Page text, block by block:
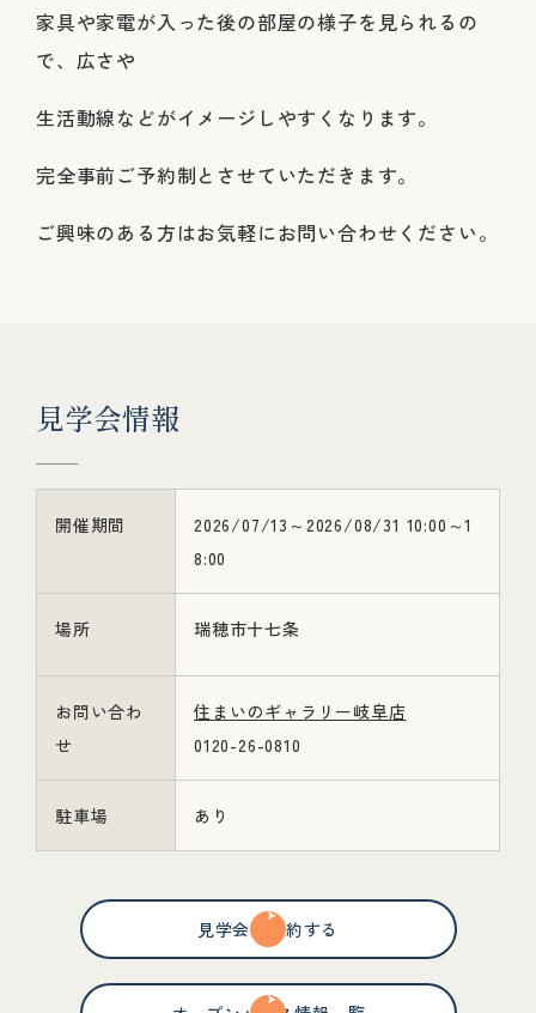
家具や家電が入った後の部屋の様子を見られるの
で、広さや
生活動線などがイメージしやすくなります。
完全事前ご予約制とさせていただきます。
ご興味のある方はお気軽にお問い合わせください。
見学会情報
開催期間
2026/07/13～2026/08/31 10:00～1
8:00
場所 瑞穂市十七条
お問い合わ
せ
住まいのギャラリー岐阜店
0120-26-0810
駐車場 あり
見学会を予約する